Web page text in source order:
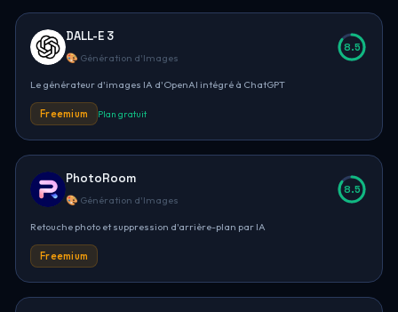
DALL-E 3
🎨 Génération d'Images
8.5
Le générateur d'images IA d'OpenAI intégré à ChatGPT
Freemium Plan gratuit
PhotoRoom
🎨 Génération d'Images
8.5
Retouche photo et suppression d'arrière-plan par IA
Freemium